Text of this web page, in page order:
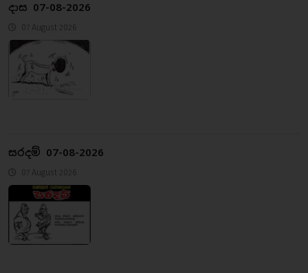
දාස 07-08-2026
07 August 2026
සරදම් 07-08-2026
07 August 2026